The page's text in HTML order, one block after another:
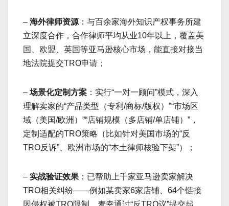
– 海外律师资源：与百余家海外知识产权事务所建
立深度合作，合作律师平均从业10年以上，覆盖美
国、欧盟、英国等亚马逊核心市场，能直接对接当
地法院提交TRO申请；
– 场景化定制方案 ：实行“一对一顾问”模式，深入
理解卖家的“产品类型（专利/商标/版权）”“市场区
域（美国/欧洲）”“店铺规模（多店铺/单店铺）”，
定制适配的TRO策略（比如针对美国市场的“反
TRO反诉”、欧洲市场的“本土律师核验下架”）；
– 实战验证效果 ：已帮助上千家亚马逊卖家解决
TRO相关纠纷——例如某卖家6家店铺、64个链接